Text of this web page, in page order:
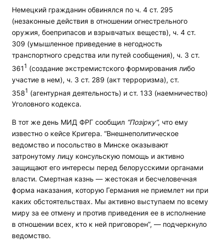
Немецкий гражданин обвинялся по ч. 4 ст. 295
(незаконные действия в отношении огнестрельного
оружия, боеприпасов и взрывчатых веществ), ч. 4 ст.
309 (умышленное приведение в негодность
транспортного средства или путей сообщения), ч. 3 ст.
3611 (создание экстремистского формирования либо
участие в нем), ч. 3 ст. 289 (акт терроризма), ст.
3581 (агентурная деятельность) и ст. 133 (наемничество)
Уголовного кодекса.
В тот же день МИД ФРГ сообщил “Позірку“, что ему
известно о кейсе Кригера. “Внешнеполитическое
ведомство и посольство в Минске оказывают
затронутому лицу консульскую помощь и активно
защищают его интересы перед белорусскими органами
власти. Смертная казнь — жестокая и бесчеловечная
форма наказания, которую Германия не приемлет ни при
каких обстоятельствах. Мы активно выступаем по всему
миру за ее отмену и против приведения ее в исполнение
в отношении всех, кто к ней приговорен”, — подчеркнуло
ведомство.